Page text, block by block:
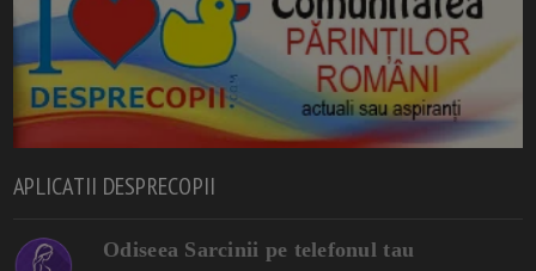
APLICATII DESPRECOPII
Odiseea Sarcinii pe telefonul tau